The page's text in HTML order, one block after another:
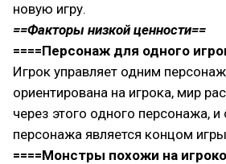
новую игру.
==Факторы низкой ценности==
====Персонаж для одного
Игрок управляет одним
ориентирована на игрока, мир
через этого одного персонажа, и
персонажа является концом
====Монстры похожи на